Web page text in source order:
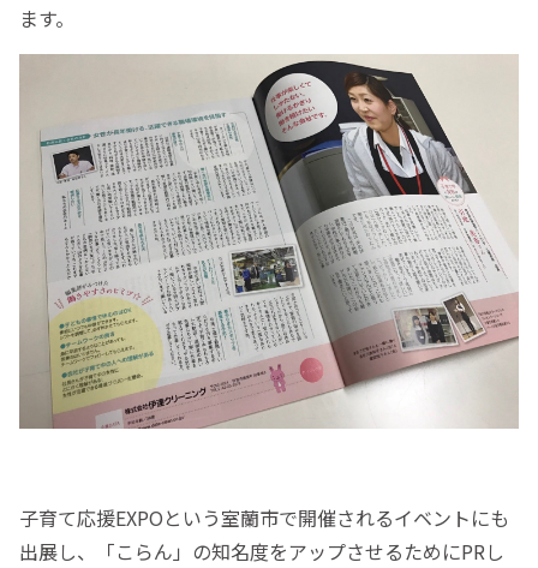
ます。
子育て応援EXPOという室蘭市で開催されるイベントにも
出展し、「こらん」の知名度をアップさせるためにPRし